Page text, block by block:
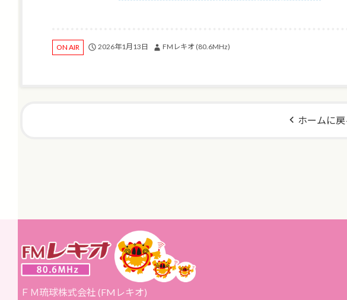
ON AIR 2026年1月13日 FMレキオ (80.6MHz)
ホームに戻
ＦＭ琉球株式会社 (FMレキオ)